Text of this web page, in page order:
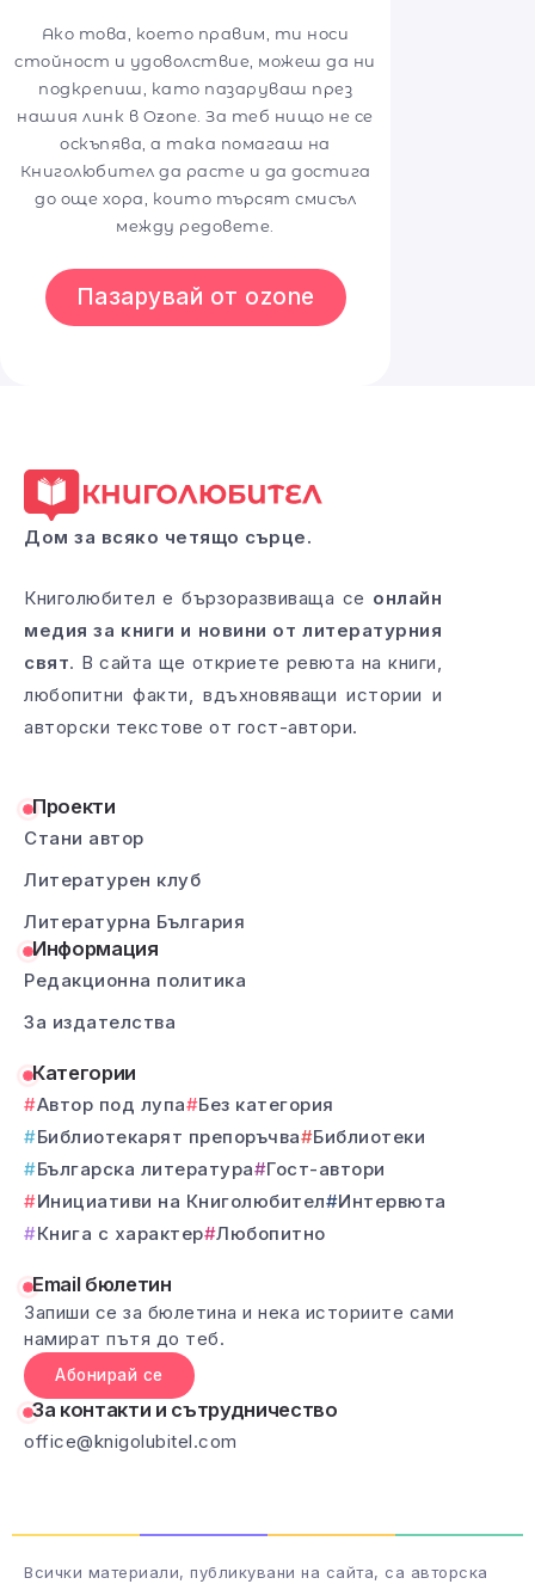
Ако това, което правим, ти носи
стойност и удоволствие, можеш да ни
подкрепиш, като пазаруваш през
нашия линк в Ozone. За теб нищо не се
оскъпява, а така помагаш на
Книголюбител да расте и да достига
до още хора, които търсят смисъл
между редовете.
Пазарувай от ozone
Дом за всяко четящо сърце.
Книголюбител е бързоразвиваща се онлайн
медия за книги и новини от литературния
свят. В сайта ще откриете ревюта на книги,
любопитни факти, вдъхновяващи истории и
авторски текстове от гост-автори.
Проекти
Стани автор
Литературен клуб
Литературна България
Информация
Редакционна политика
За издателства
Категории
Автор под лупа
Без категория
Библиотекарят препоръчва
Библиотеки
Българска литература
Гост-автори
Инициативи на Книголюбител
Интервюта
Книга с характер Любопитно
Email бюлетин
Запиши се за бюлетина и нека историите сами
намират пътя до теб.
Абонирай се
За контакти и сътрудничество
office@knigolubitel.com
Всички материали, публикувани на сайта, са авторска